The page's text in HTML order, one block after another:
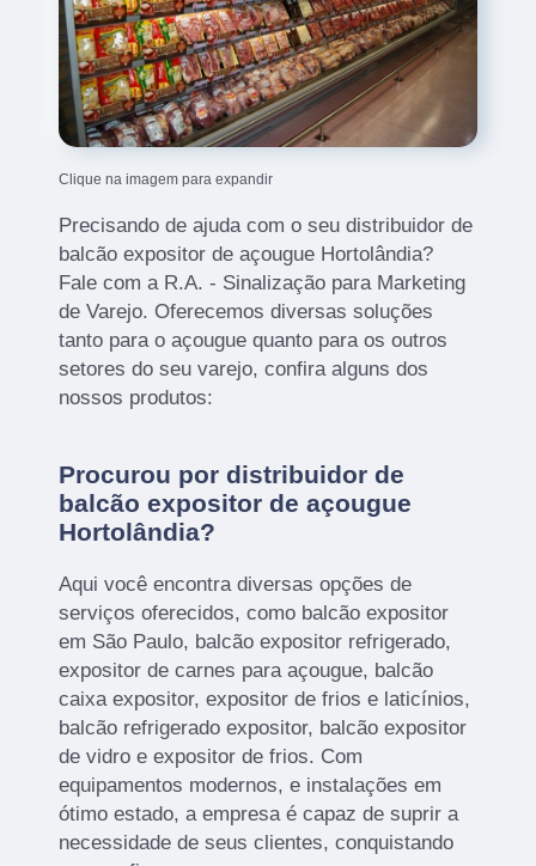
Clique na imagem para expandir
Precisando de ajuda com o seu distribuidor de
balcão expositor de açougue Hortolândia?
Fale com a R.A. - Sinalização para Marketing
de Varejo. Oferecemos diversas soluções
tanto para o açougue quanto para os outros
setores do seu varejo, confira alguns dos
nossos produtos:
Procurou por distribuidor de
balcão expositor de açougue
Hortolândia?
Aqui você encontra diversas opções de
serviços oferecidos, como balcão expositor
em São Paulo, balcão expositor refrigerado,
expositor de carnes para açougue, balcão
caixa expositor, expositor de frios e laticínios,
balcão refrigerado expositor, balcão expositor
de vidro e expositor de frios. Com
equipamentos modernos, e instalações em
ótimo estado, a empresa é capaz de suprir a
necessidade de seus clientes, conquistando